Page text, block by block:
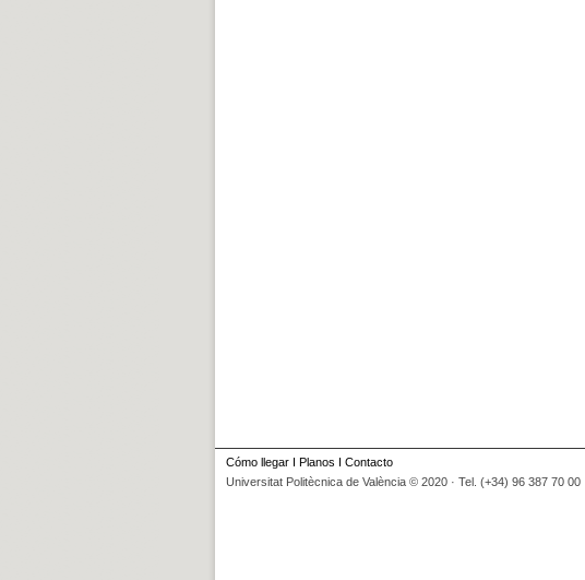
Cómo llegar I Planos I Contacto
Universitat Politècnica de València © 2020 · Tel. (+34) 96 387 70 00